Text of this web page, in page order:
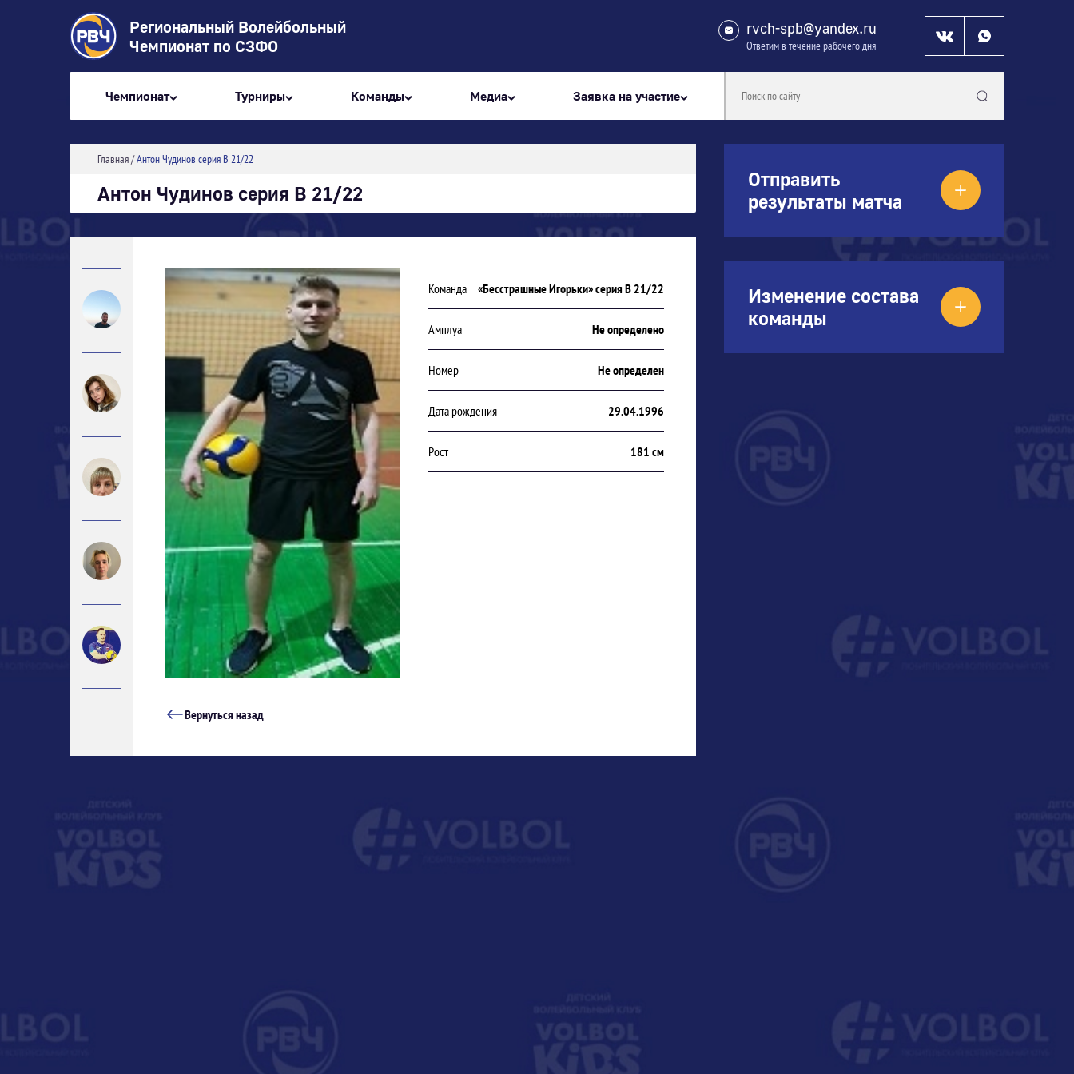
Региональный Волейбольный
Чемпионат по СЗФО
rvch-spb@yandex.ru
Ответим в течение рабочего дня
Чемпионат Турниры Команды Медиа Заявка на участие
Главная/Антон Чудинов серия В 21/22
Антон Чудинов серия В 21/22
Команда «Бесстрашные Игорьки» серия В 21/22
Амплуа Не определено
Номер Не определен
Дата рождения 29.04.1996
Рост 181 см
Вернуться назад
Отправить
результаты матча
Изменение состава
команды